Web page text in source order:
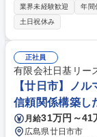
覚えていただけるま
活かして長期的に活躍したい
出金等における経理
との密な連携による
事務手続き全般 ※引
タートできます。事
す。来年中には橋本
更範囲】会社の定める業務 募集職種 和歌山市【経理事務
◆残業なし◆簿記2級
業界未経験歓迎 年間
土日祝休み
正社員
有限会社日基リー
【廿日市】ノ
信頼関係構築し
月給31万円～41
広島県廿日市市